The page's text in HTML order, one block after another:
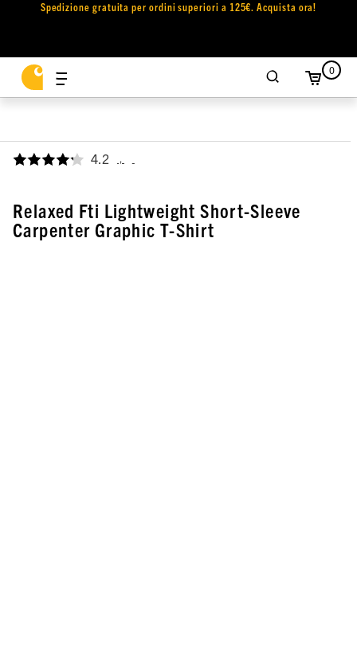
Spedizione gratuita per ordini superiori a 125€. Acquista ora!
0
4.2 ,
Relaxed Fti Lightweight Short-Sleeve
Carpenter Graphic T-Shirt